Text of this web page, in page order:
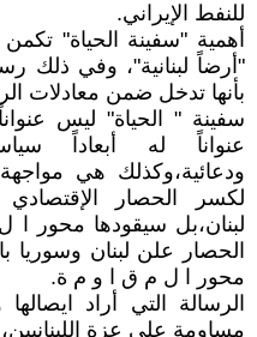
للنفط الإيراني.
أهمية "سفينة الحياة"
"أرضاً لبنانية"، وفي ذلك
بأنها تدخل ضمن معادلات
سفينة " الحياة" ليس
عنواناً له أبعاداً
ودعائية،وكذلك هي
لكسر الحصار
لبنان،بل سيقودها محور
الحصار علن لبنان
محور ا ل م ق ا و م ة.
الرسالة التي أراد
مساومة على عزة